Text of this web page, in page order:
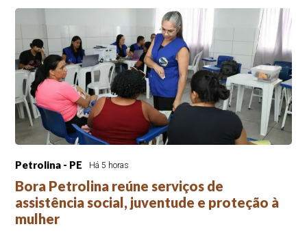
Petrolina - PE Há 5 horas
Bora Petrolina reúne serviços de
assistência social, juventude e proteção à
mulher